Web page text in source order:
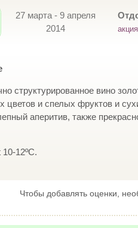
27 марта - 9 апреля
2014
структурированное вино
цветов и спелых фруктов и
аперитив, также
12ºC.
Чтобы добавлять оценки,